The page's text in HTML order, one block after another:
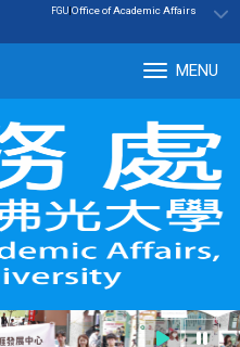
:::
FGU|Office of Academic Affairs
MENU